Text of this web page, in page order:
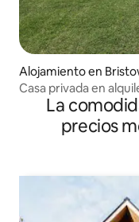
Alojamiento en
Casa privada en
La
precios